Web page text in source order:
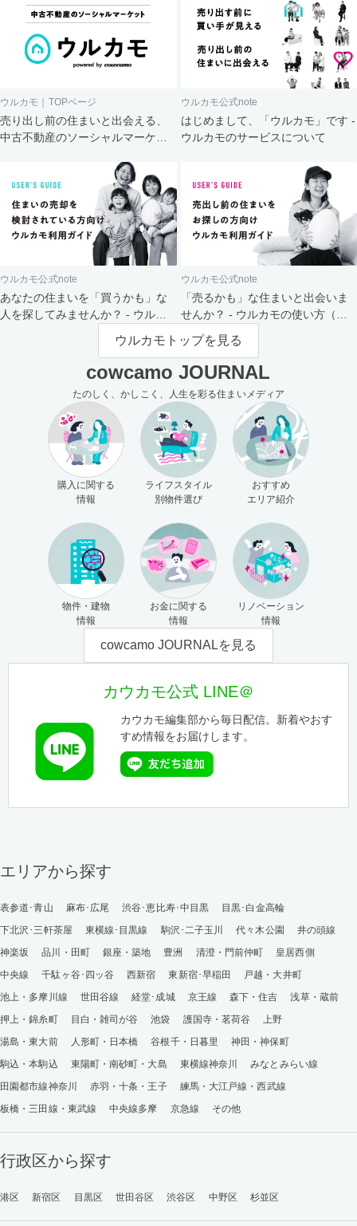
ウルカモ｜TOPページ
売り出し前の住まいと出会える、
中古不動産のソーシャルマーケッ
ウルカモ公式note
はじめまして、「ウルカモ」です -
ウルカモのサービスについて
ウルカモ公式note
あなたの住まいを「買うかも」な
人を探してみませんか？ - ウルカ
ウルカモ公式note
「売るかも」な住まいと出会いま
せんか？ - ウルカモの使い方（買
主さま向け）
ウルカモトップを見る
cowcamo JOURNAL
たのしく、かしこく、人生を彩る住まいメディア
購入に関する
情報
ライフスタイル
別物件選び
おすすめ
エリア紹介
物件・建物
情報
お金に関する
情報
リノベーション
情報
cowcamo JOURNALを見る
カウカモ公式 LINE＠
カウカモ編集部から毎日配信。新着やおす
すめ情報をお届けします。
エリアから探す
表参道･青山 麻布･広尾 渋谷･恵比寿･中目黒
目黒･白金高輪
下北沢･三軒茶屋
東横線･目黒線 駒沢･二子玉川 代々木公園
井の頭線
神楽坂
品川・田町 銀座・築地 豊洲 清澄・門前仲町
皇居西側
中央線
千駄ヶ谷･四ッ谷 西新宿 東新宿･早稲田
戸越・大井町
池上・多摩川線
世田谷線 経堂･成城 京王線 森下・住吉
浅草・蔵前
押上・錦糸町
目白・雑司が谷 池袋 護国寺・茗荷谷
上野
湯島・東大前
人形町・日本橋 谷根千・日暮里
神田・神保町
駒込・本駒込
東陽町・南砂町・大島 東横線神奈川
みなとみらい線
田園都市線神奈川
赤羽・十条・王子
練馬・大江戸線・西武線
板橋・三田線・東武線
中央線多摩 京急線 その他
行政区から探す
港区 新宿区 目黒区 世田谷区 渋谷区 中野区 杉並区